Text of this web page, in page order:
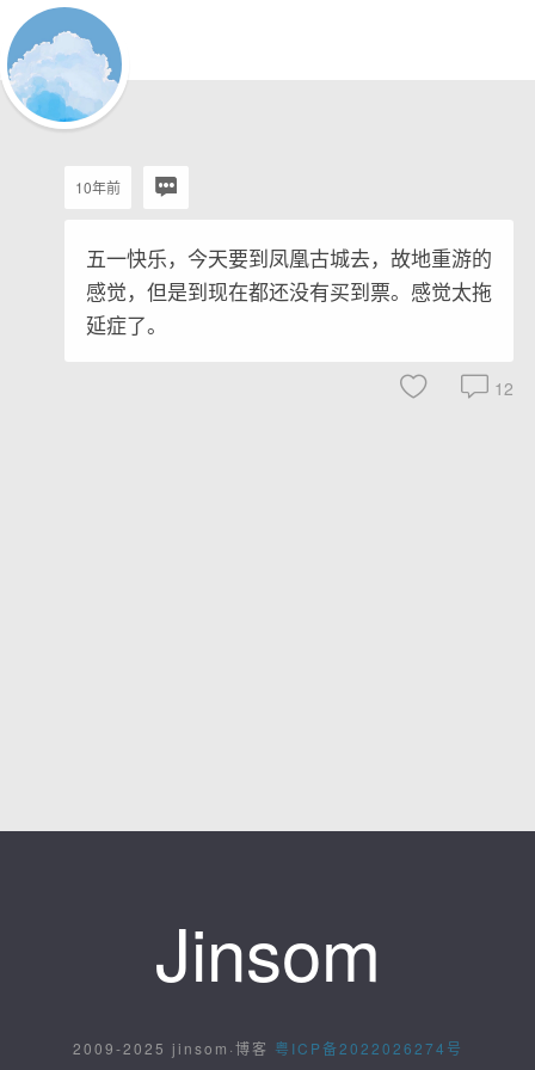
10年前
五一快乐，今天要到凤凰古城去，故地重游的
感觉，但是到现在都还没有买到票。感觉太拖
延症了。
12
Jinsom
2009-2025 jinsom·博客 粤ICP备2022026274号